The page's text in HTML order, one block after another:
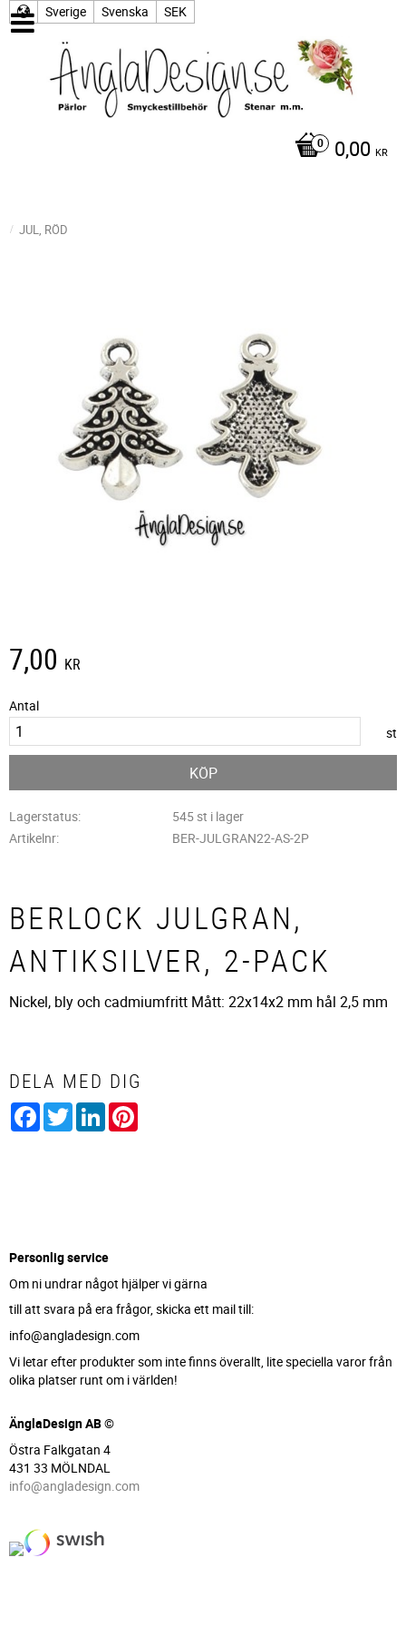
Sverige Svenska SEK
0,00 KR
JUL, RÖD
7,00 KR
Antal
st
KÖP
Lagerstatus
545 st i lager
Artikelnr
BER-JULGRAN22-AS-2P
BERLOCK JULGRAN,
ANTIKSILVER, 2-PACK
Nickel, bly och cadmiumfritt Mått: 22x14x2 mm hål 2,5 mm
DELA MED DIG
Facebook
TwitterLinkedIn
Personlig service
Om ni undrar något hjälper vi gärna
till att svara på era frågor, skicka ett mail till:
info@angladesign.com
Vi letar efter produkter som inte finns överallt, lite speciella varor från
olika platser runt om i världen!
ÄnglaDesign AB ©
Östra Falkgatan 4
431 33 MÖLNDAL
info@angladesign.com